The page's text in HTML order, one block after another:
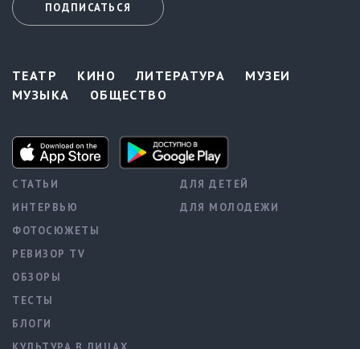
ПОДПИСАТЬСЯ
ТЕАТР КИНО ЛИТЕРАТУРА
МУЗЕИ
МУЗЫКА
ОБЩЕСТВО
СТАТЬИ
ИНТЕРВЬЮ
ФОТОСЮЖЕТЫ
РЕВИЗОР TV
ОБЗОРЫ
ТЕСТЫ
БЛОГИ
ДЛЯ ДЕТЕЙ
ДЛЯ МОЛОДЕЖИ